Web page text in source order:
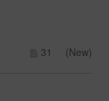
31 (New)